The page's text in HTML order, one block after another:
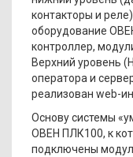
контакторы и
оборудование
контроллер,
Верхний уровень
оператора и
реализован web-
Основу системы
ОВЕН ПЛК100, к
подключены